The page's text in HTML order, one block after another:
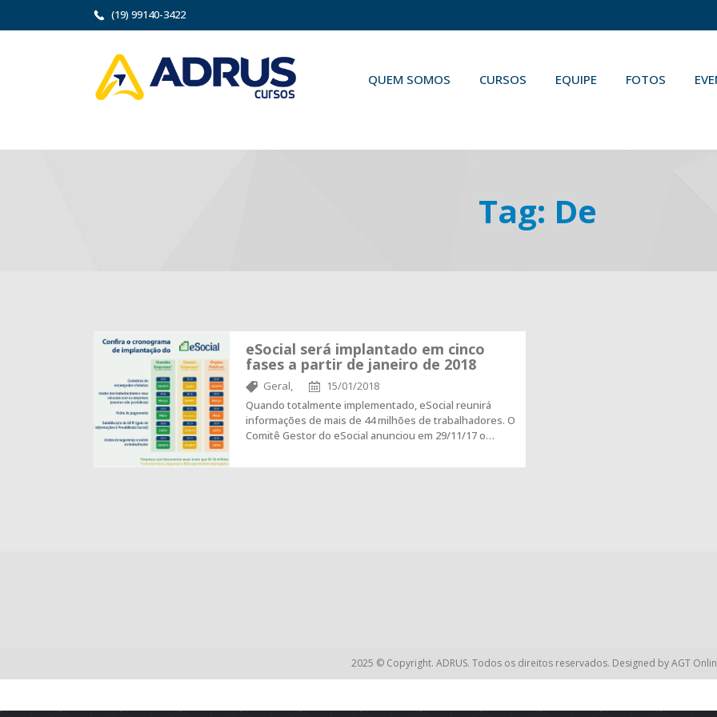
(19) 99140-3422
QUEM SOMOS CURSOS EQUIPE FOTOS
Tag: De
eSocial será implantado em cinco
fases a partir de janeiro de 2018
Geral,
15/01/2018
Quando totalmente implementado, eSocial reunirá
informações de mais de 44 milhões de trabalhadores. O
Comitê Gestor do eSocial anunciou em 29/11/17 o…
2025 © Copyright. ADRUS. Todos os direitos reservados. Designed byAGT